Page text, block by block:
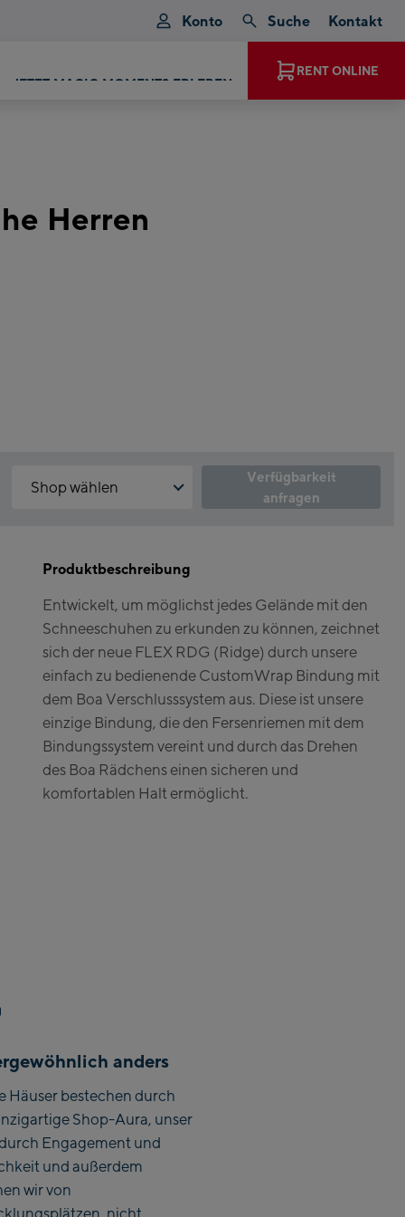
Konto Suche Kontakt
RENT ONLINE
Herren
Shop wählen
Flagshipstore Kaprun
Maiskogelbahn
Talstation / Valley
station
Kitzsteinhorn
Alpincenter
(Bergstation / Top
station)
Bikeworld Kaprun
Kaprun Outlet
Bike-Servicecenter
Kaprun
Saalfelden:
Saalfelden
Saalbach:
Saalbach Life.Style
Verfügbarkeit
anfragen
Klicke hierfür einfach auf folgenden Link.
Click & Reserve zulassen
Produktbeschreibung
Entwickelt, um möglichst jedes Gelände mit den
Schneeschuhen zu erkunden zu können, zeichnet
sich der neue FLEX RDG (Ridge) durch unsere
einfach zu bedienende CustomWrap Bindung mit
dem Boa Verschlusssystem aus. Diese ist unsere
einzige Bindung, die den Fersenriemen mit dem
Bindungssystem vereint und durch das Drehen
des Boa Rädchens einen sicheren und
komfortablen Halt ermöglicht.
anders
Häuser bestechen durch
Shop-Aura, unser
Engagement und
und außerdem
wir von